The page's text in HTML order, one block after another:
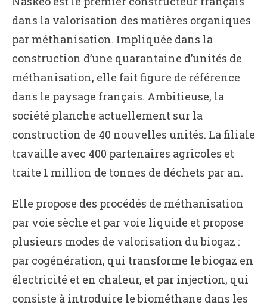
dans la valorisation des matières organiques
par méthanisation. Impliquée dans la
construction d’une quarantaine d’unités de
méthanisation, elle fait figure de référence
dans le paysage français. Ambitieuse, la
société planche actuellement sur la
construction de 40 nouvelles unités. La filiale
travaille avec 400 partenaires agricoles et
traite 1 million de tonnes de déchets par an.
Elle propose des procédés de méthanisation
par voie sèche et par voie liquide et propose
plusieurs modes de valorisation du biogaz :
par cogénération, qui transforme le biogaz en
électricité et en chaleur, et par injection, qui
consiste à introduire le biométhane dans les